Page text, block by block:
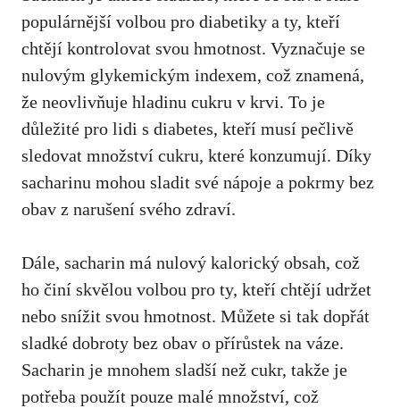
populárnější⁣ volbou pro‌ diabetiky a‍ ty, kteří
chtějí⁣ kontrolovat ‌svou hmotnost. Vyznačuje se
nulovým glykemickým indexem, což znamená,
⁣že neovlivňuje hladinu‌ cukru v krvi. To je
⁣důležité pro‍ lidi s diabetes, kteří musí pečlivě
sledovat množství cukru, které⁣ konzumují. Díky
sacharinu mohou⁣ sladit své nápoje a pokrmy ‍bez
obav z narušení svého zdraví.
Dále, sacharin má nulový kalorický obsah, což
ho ‌činí skvělou volbou pro ty, kteří ⁢chtějí ‌udržet
nebo snížit svou hmotnost. Můžete si tak dopřát
sladké dobroty bez obav o ‌přírůstek na váze.
Sacharin je ‍mnohem sladší než cukr, takže je
potřeba použít pouze malé množství, což